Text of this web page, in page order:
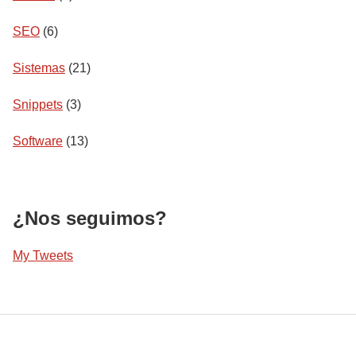
SEO (6)
Sistemas (21)
Snippets (3)
Software (13)
¿Nos seguimos?
My Tweets